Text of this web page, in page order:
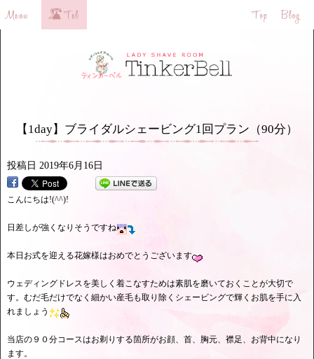
【1day】ブライダルシェービング1回プラン（90分）
投稿日 2019年6月16日
こんにちは!(^^)!
日差しが強くなりそうですね
本日お式を迎える花嫁様はおめでとうございます
ウェディングドレスを美しく着こなすためは素肌を磨いておくことが大切で
す。むだ毛だけでなく細かい産毛も取り除くシェービングで輝くお肌を手に入
れましょう
当店の９０分コースはお剃りする箇所がお顔、首、胸元、襟足、お背中になり
ます。